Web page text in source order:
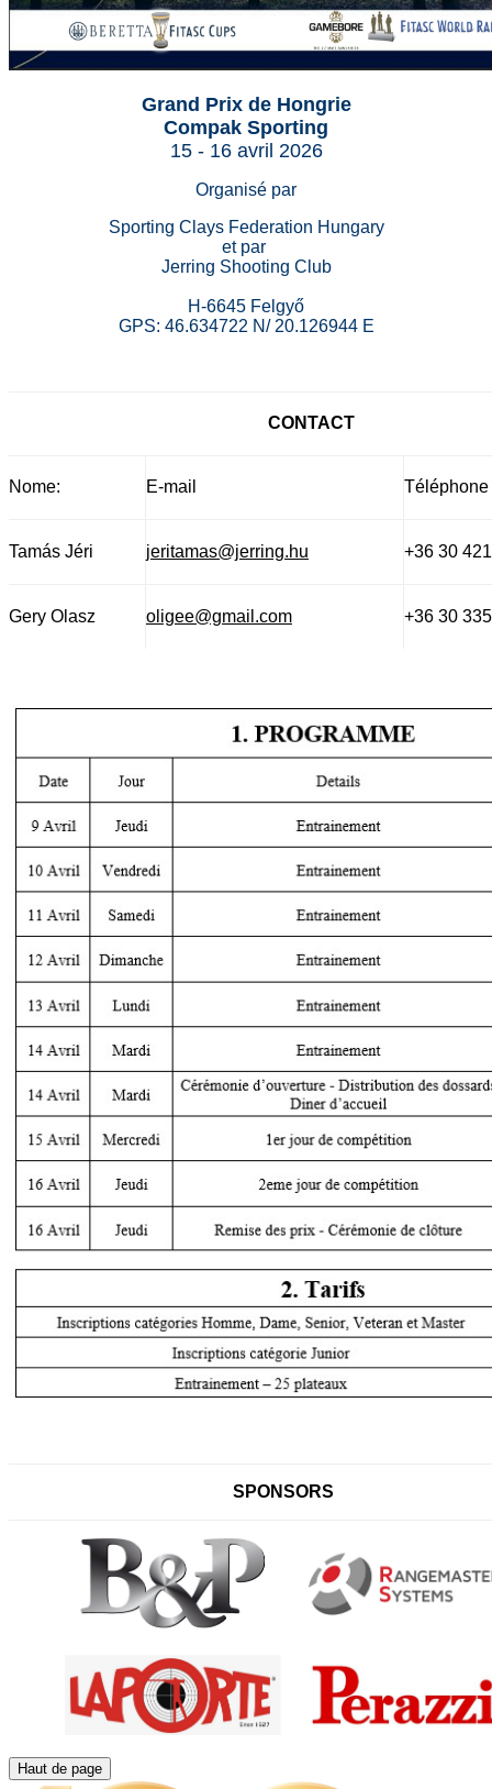
Grand Prix de Hongrie
Compak Sporting
15 - 16 avril 2026
Organisé par
Sporting Clays Federation Hungary
et par
Jerring Shooting Club
H-6645 Felgyő
GPS: 46.634722 N/ 20.126944 E
CONTACT
Nome: E-mail Téléphone
Tamás Jéri jeritamas@jerring.hu +36 30
Gery Olasz oligee@gmail.com +36 30
SPONSORS
Haut de page